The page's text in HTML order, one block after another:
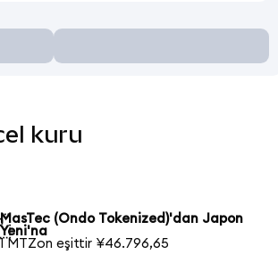
kuru
MasTec (Ondo Tokenized)'dan Japon
Yeni'na
1 MTZon eşittir ¥46.796,65